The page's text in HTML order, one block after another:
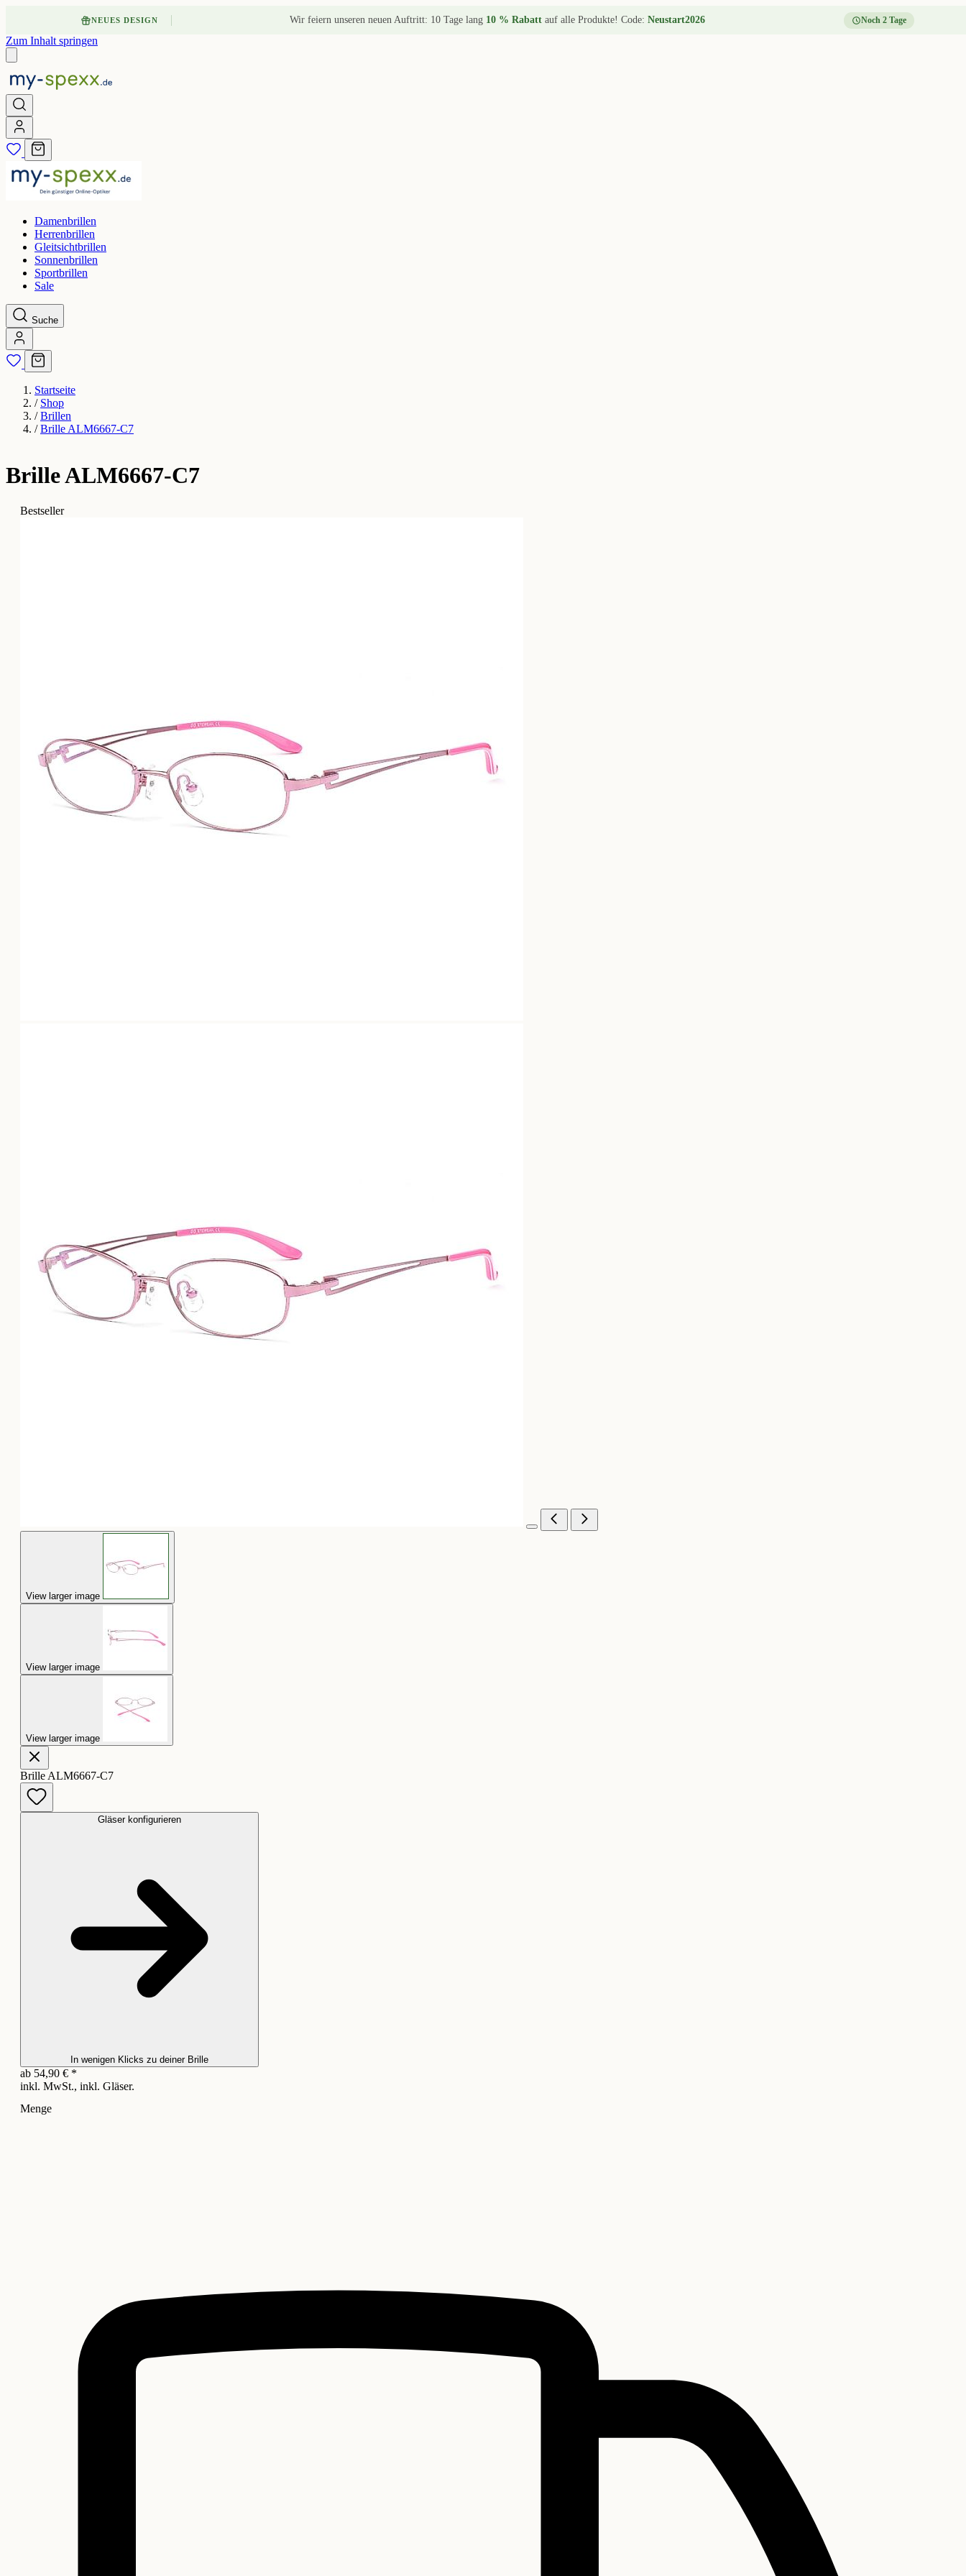
NEUES DESIGN Wir feiern unseren neuen Auftritt: 10 Tage lang 10 % Rabatt auf alle Produkte! Code: Neustart2026 Noch 2 Tage
Zum Inhalt springen
Damenbrillen
Herrenbrillen
Gleitsichtbrillen
Sonnenbrillen
Sportbrillen
Sale
Suche
Startseite
/ Shop
/ Brillen
/ Brille ALM6667-C7
Brille ALM6667-C7
Bestseller
View larger image
View larger image
View larger image
Brille ALM6667-C7
Gläser konfigurieren
In wenigen Klicks zu deiner Brille
ab 54,90 € *
inkl. MwSt., inkl. Gläser.
Menge